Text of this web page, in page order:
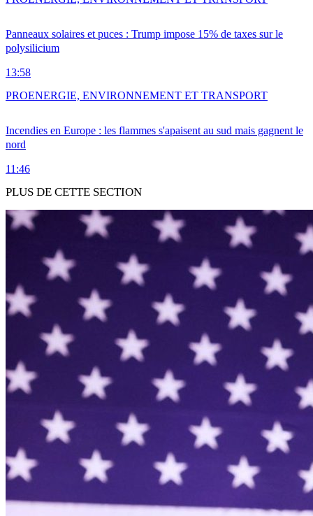
Panneaux solaires et puces : Trump impose 15% de taxes sur le
polysilicium
13:58
Incendies en Europe : les flammes s'apaisent au sud mais gagnent le
nord
11:46
PROENERGIE, ENVIRONNEMENT ET TRANSPORT
PLUS DE CETTE SECTION